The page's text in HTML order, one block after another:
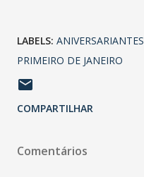
LABELS: ANIVERSARIANTES
PRIMEIRO DE JANEIRO
COMPARTILHAR
Comentários